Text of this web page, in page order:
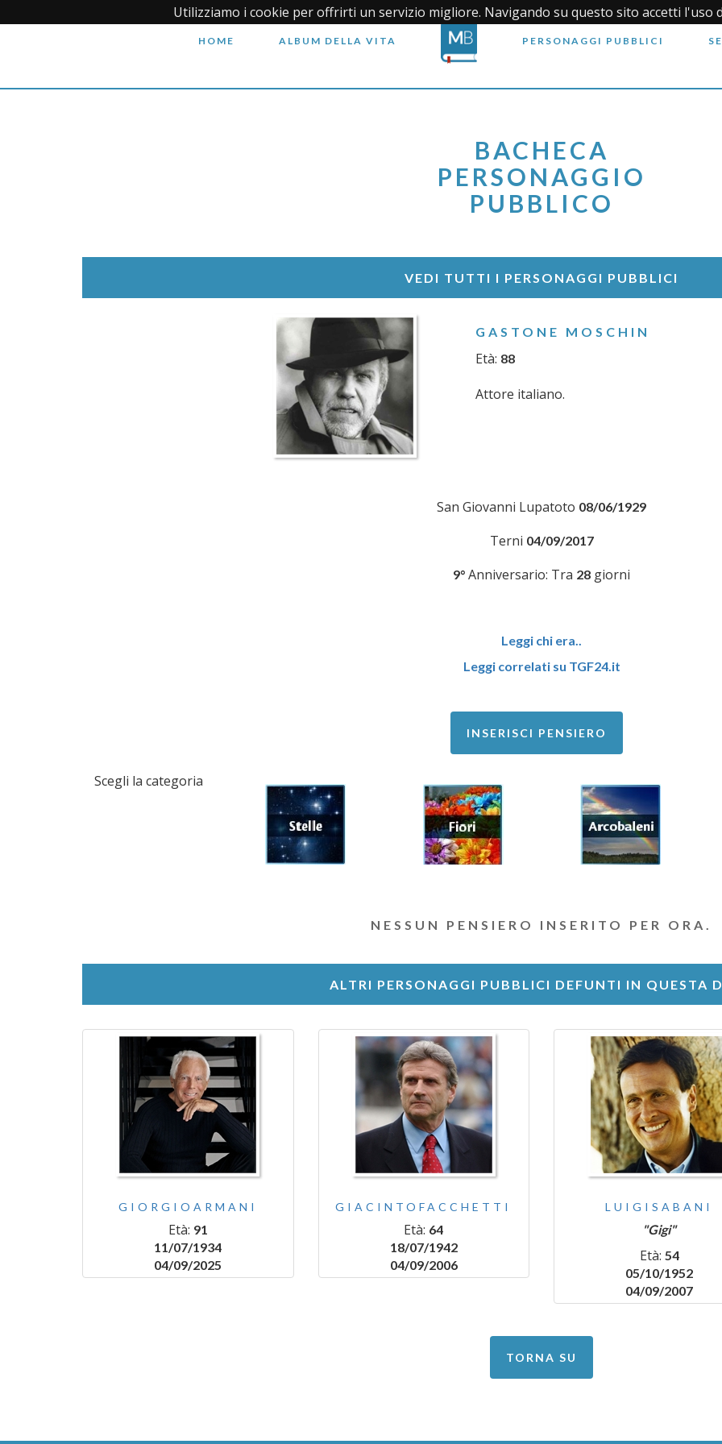
Utilizziamo i cookie per offrirti un servizio migliore. Navigando su questo sito accetti l'uso
HOME ALBUM DELLA VITA PERSONAGGI PUBBLICI
BACHECA
PERSONAGGIO
PUBBLICO
VEDI TUTTI I PERSONAGGI PUBBLICI
GASTONE MOSCHIN
Età: 88
Attore italiano.
San Giovanni Lupatoto 08/06/1929
Terni 04/09/2017
9° Anniversario: Tra 28 giorni
Leggi chi era..
Leggi correlati su TGF24.it
INSERISCI PENSIERO
Scegli la categoria
NESSUN PENSIERO INSERITO PER ORA.
ALTRI PERSONAGGI PUBBLICI DEFUNTI IN QUESTA
GIORGIOARMANI
Età: 91
11/07/1934
04/09/2025
GIACINTOFACCHETTI
Età: 64
18/07/1942
04/09/2006
LUIGISABANI
"Gigi"
Età: 54
05/10/1952
04/09/2007
TORNA SU